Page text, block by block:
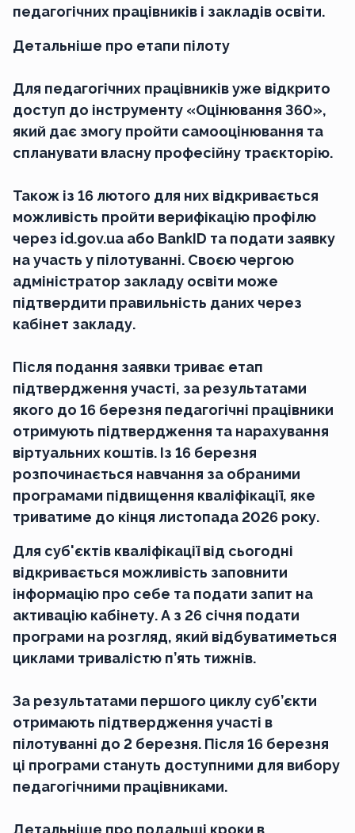
педагогічних працівників і закладів освіти.
Детальніше про етапи пілоту
Для педагогічних працівників уже відкрито
доступ до інструменту «Оцінювання 360»,
який дає змогу пройти самооцінювання та
спланувати власну професійну траєкторію.
Також із 16 лютого для них відкривається
можливість пройти верифікацію профілю
через id.gov.ua або BankID та подати заявку
на участь у пілотуванні. Своєю чергою
адміністратор закладу освіти може
підтвердити правильність даних через
кабінет закладу.
Після подання заявки триває етап
підтвердження участі, за результатами
якого до 16 березня педагогічні працівники
отримують підтвердження та нарахування
віртуальних коштів. Із 16 березня
розпочинається навчання за обраними
програмами підвищення кваліфікації, яке
триватиме до кінця листопада 2026 року.
Для суб'єктів кваліфікації від сьогодні
відкривається можливість заповнити
інформацію про себе та подати запит на
активацію кабінету. А з 26 січня подати
програми на розгляд, який відбуватиметься
циклами тривалістю п’ять тижнів.
За результатами першого циклу суб’єкти
отримають підтвердження участі в
пілотуванні до 2 березня. Після 16 березня
ці програми стануть доступними для вибору
педагогічними працівниками.